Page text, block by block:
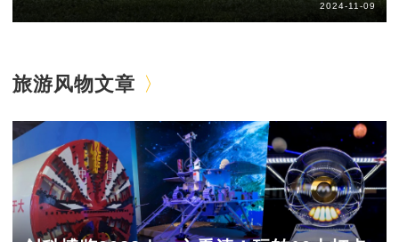
2024-11-09
旅游风物文章